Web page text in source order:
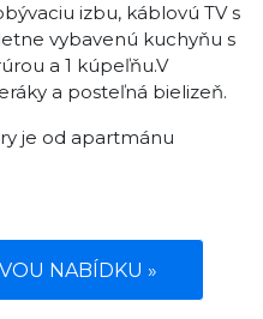
izbu, káblovú TV s
vybavenú kuchyňu s
a 1 kúpeľňu.V
a posteľná bielizeň.
je od apartmánu
NABÍDKU »